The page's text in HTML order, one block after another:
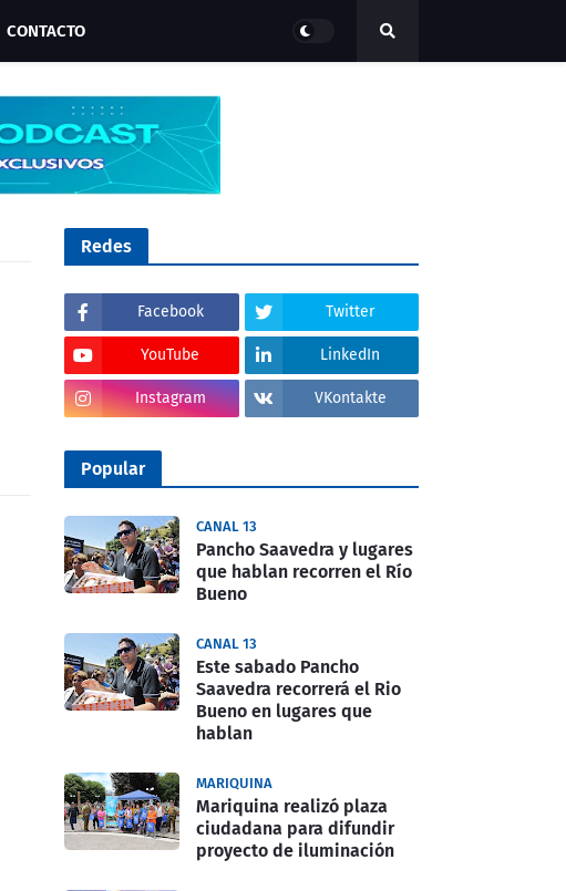
CONTACTO
Redes
Facebook Twitter
YouTube LinkedIn
Instagram VKontakte
Popular
CANAL 13
Pancho Saavedra y lugares
que hablan recorren el Río
Bueno
CANAL 13
Este sabado Pancho
Saavedra recorrerá el Rio
Bueno en lugares que
hablan
MARIQUINA
Mariquina realizó plaza
ciudadana para difundir
proyecto de iluminación